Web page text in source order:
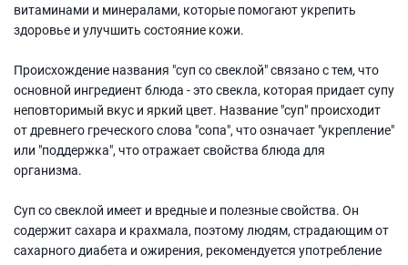
витаминами и минералами, которые помогают укрепить
здоровье и улучшить состояние кожи.
Происхождение названия "суп со свеклой" связано с тем, что
основной ингредиент блюда - это свекла, которая придает супу
неповторимый вкус и яркий цвет. Название "суп" происходит
от древнего греческого слова "сопа", что означает "укрепление"
или "поддержка", что отражает свойства блюда для
организма.
Суп со свеклой имеет и вредные и полезные свойства. Он
содержит сахара и крахмала, поэтому людям, страдающим от
сахарного диабета и ожирения, рекомендуется употребление